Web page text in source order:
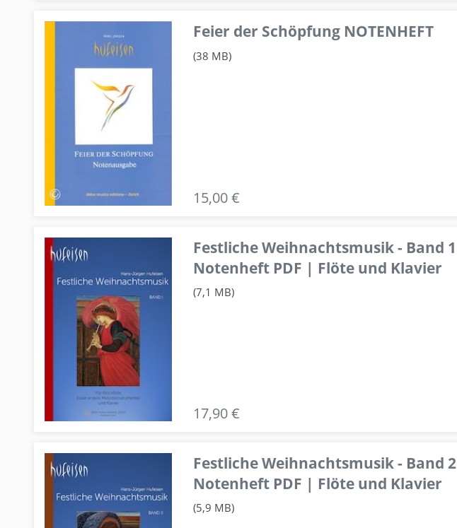
Feier der Schöpfung NOTENHEFT
(38 MB)
15,00 €
Festliche Weihnachtsmusik - Band 1
Notenheft PDF | Flöte und Klavier
(7,1 MB)
17,90 €
Festliche Weihnachtsmusik - Band 2
Notenheft PDF | Flöte und Klavier
(5,9 MB)